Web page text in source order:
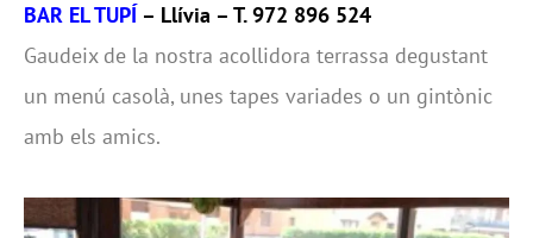
BAR EL TUPÍ – Llívia – T. 972 896 524
Gaudeix de la nostra acollidora terrassa degustant
un menú casolà, unes tapes variades o un gintònic
amb els amics.